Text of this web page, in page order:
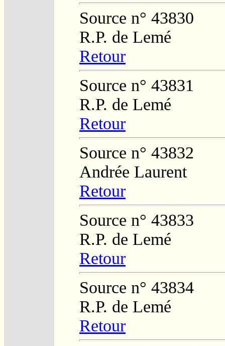
Source n° 43830
R.P. de Lemé
Retour
Source n° 43831
R.P. de Lemé
Retour
Source n° 43832
Andrée Laurent
Retour
Source n° 43833
R.P. de Lemé
Retour
Source n° 43834
R.P. de Lemé
Retour